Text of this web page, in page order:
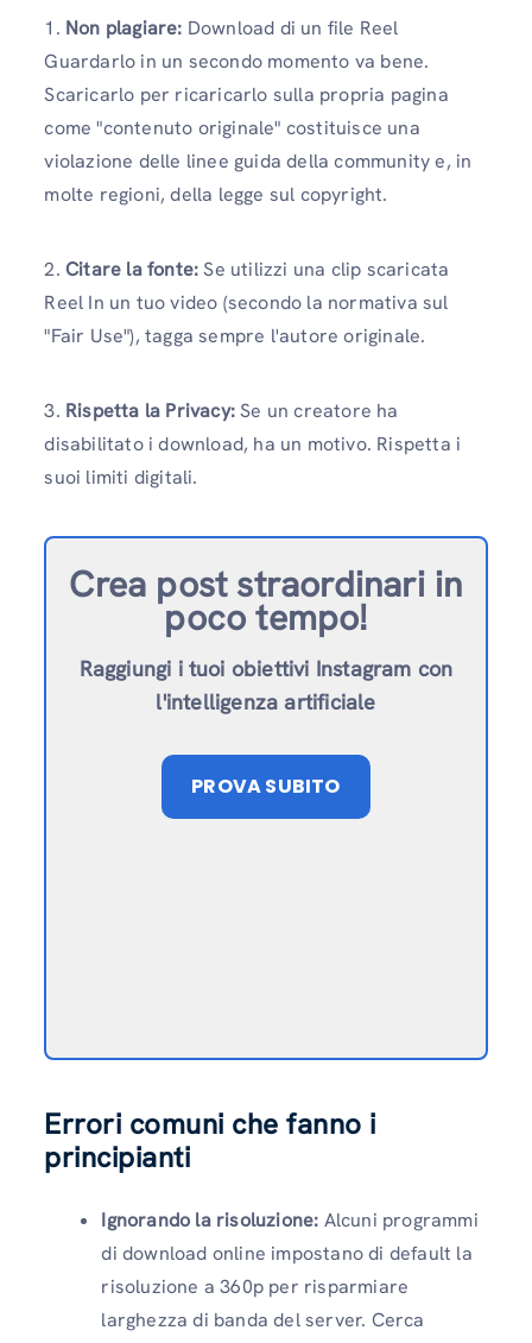
1. Non plagiare: Download di un file Reel
Guardarlo in un secondo momento va bene.
Scaricarlo per ricaricarlo sulla propria pagina
come "contenuto originale" costituisce una
violazione delle linee guida della community e, in
molte regioni, della legge sul copyright.
2. Citare la fonte:Se utilizzi una clip scaricata
Reel In un tuo video (secondo la normativa sul
"Fair Use"), tagga sempre l'autore originale.
3. Rispetta la Privacy:Se un creatore ha
disabilitato i download, ha un motivo. Rispetta i
suoi limiti digitali.
Crea post straordinari in
poco tempo!
Raggiungi i tuoi obiettivi Instagram con
l'intelligenza artificiale
PROVA SUBITO
Errori comuni che fanno i
principianti
Ignorando la risoluzione: Alcuni programmi
di download online impostano di default la
risoluzione a 360p per risparmiare
larghezza di banda del server. Cerca